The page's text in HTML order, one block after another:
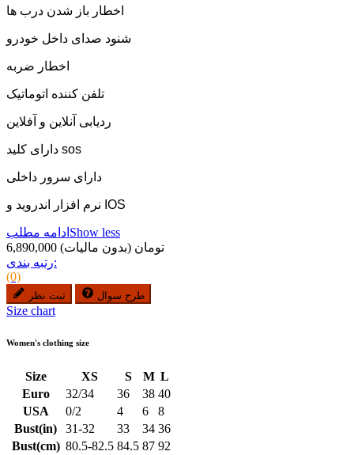
اخطار باز شدن درب ها
شنود صدای داخل خودرو
اخطار ضربه
تلفن کننده اتوماتیک
ردیابی آنلاین و آفلاین
دارای کلید sos
دارای سرور داخلی
نرم افزار اندروید و IOS
ادامه مطلب Show less
6,890,000 تومان (بدون مالیات)
رتبه بندی:
(0)
ثبت نظر طرح سوال
Size chart
Women's clothing size
Size XS S M L
Euro
32/34 36 38 40
USA
0/2 4 6
8
Bust(in)
31-32 33 34 36
Bust(cm) 80.5-82.5 84.5 87 92